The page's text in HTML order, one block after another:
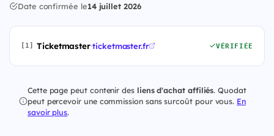
Date confirmée le14 juillet 2026
[1] Ticketmaster·ticketmaster.fr VÉRIFIÉE
Cette page peut contenir des liens d'achat affiliés. Quodat
peut percevoir une commission sans surcoût pour vous. En
savoir plus.